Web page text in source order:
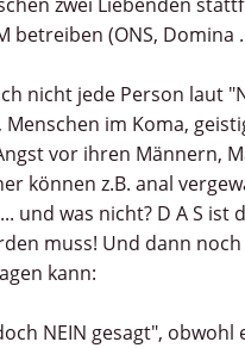
betreiben (ONS, Domina
nicht jede Person laut
Menschen im Koma,
vor ihren Männern,
können z.B. anal
und was nicht? D A S
muss! Und dann
kann:
NEIN gesagt",